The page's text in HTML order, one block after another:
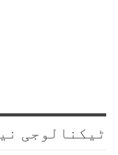
ٹیکنالوجی